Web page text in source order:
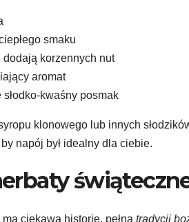
smaku
dodają korzennych nut
aromat
kwaśny posmak
klonowego lub innych
napój był idealny dla ciebie.
ciekawą historię, pełną tradycji